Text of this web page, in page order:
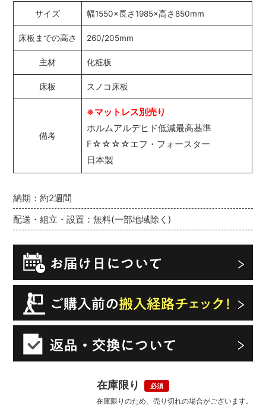
納期：約2週間
配送・組立・設置：無料(一部地域除く)
在庫限り
在庫限りのため、売り切れの場合がございます。
サイズ 幅1550×長さ1985×高さ850mm
床板までの高さ 260/205mm
主材 化粧板
床板 スノコ床板
備考
※マットレス別売り
ホルムアルデヒド低減最高基準
F☆☆☆☆エフ・フォースター
日本製